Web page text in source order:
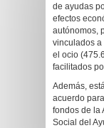
de ayudas
efectos
autónomos,
vinculados a
el ocio
facilitados
Además,
acuerdo
fondos de la
Social del